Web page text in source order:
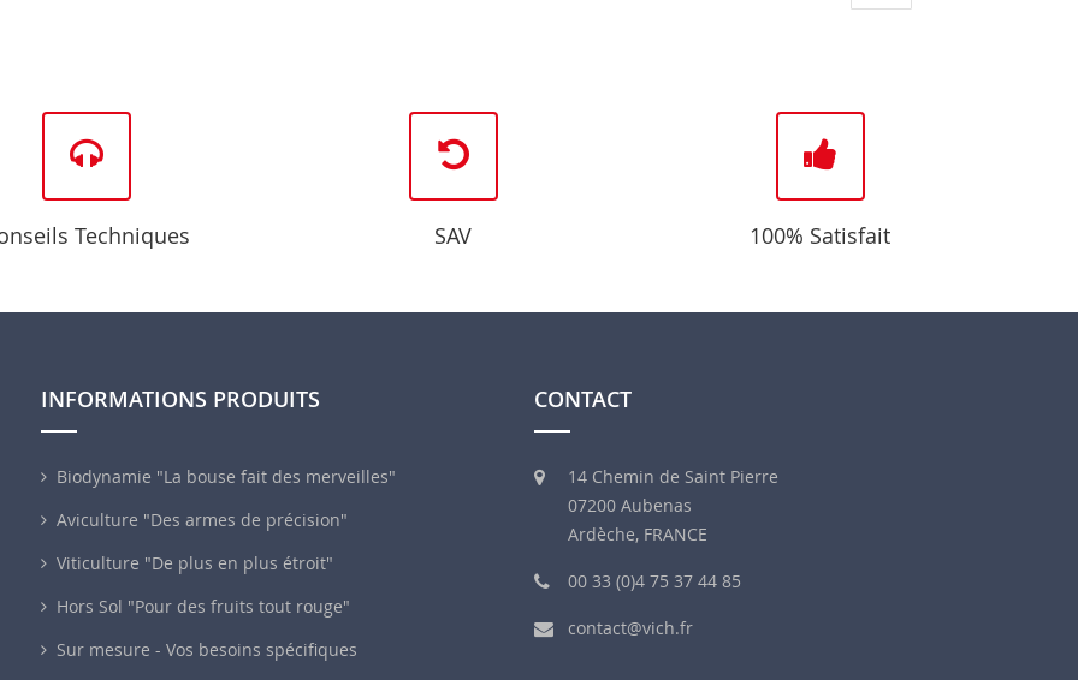
Techniques SAV 100% Satisfait
INFORMATIONS PRODUITS
Biodynamie "La bouse fait des merveilles"
Aviculture "Des armes de précision"
Viticulture "De plus en plus étroit"
Hors Sol "Pour des fruits tout rouge"
Sur mesure - Vos besoins spécifiques
CONTACT
14 Chemin de Saint Pierre
07200 Aubenas
Ardèche, FRANCE
00 33 (0)4 75 37 44 85
contact@vich.fr